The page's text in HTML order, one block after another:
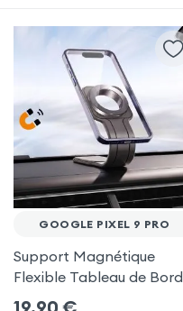
GOOGLE PIXEL 9 PRO
Support Magnétique
Flexible Tableau de Bord
et Écran central pour